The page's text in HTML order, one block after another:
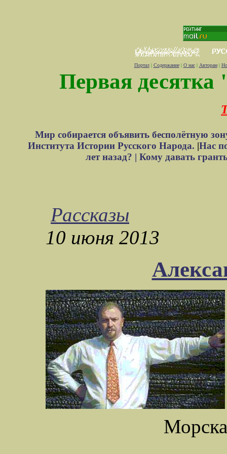
Портал| Содержание| О нас| Авторам|
Первая десятка
Мир собирается объявить бесполётную
Института Истории Русского Народа. |Нас
лет назад? | Кому давать
Рассказы
10 июня 2013